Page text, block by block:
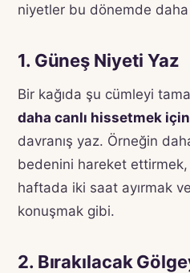
niyetler bu dönemde daha
1. Güneş Niyeti Yaz
Bir kağıda şu cümleyi
daha canlı hissetmek
davranış yaz. Örneğin
bedenini hareket ettirmek,
haftada iki saat ayırmak
konuşmak gibi.
2. Bırakılacak